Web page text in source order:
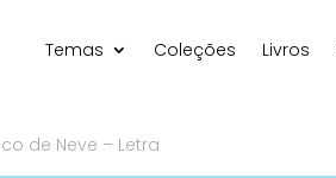
Temas Coleções Livros
de Neve – Letra